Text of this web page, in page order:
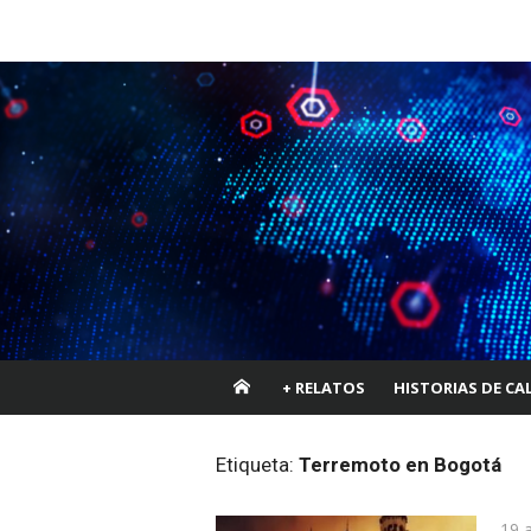
contenido
periodismo
+ RELATOS HISTORIAS DE
Etiqueta: Terremoto en Bogotá